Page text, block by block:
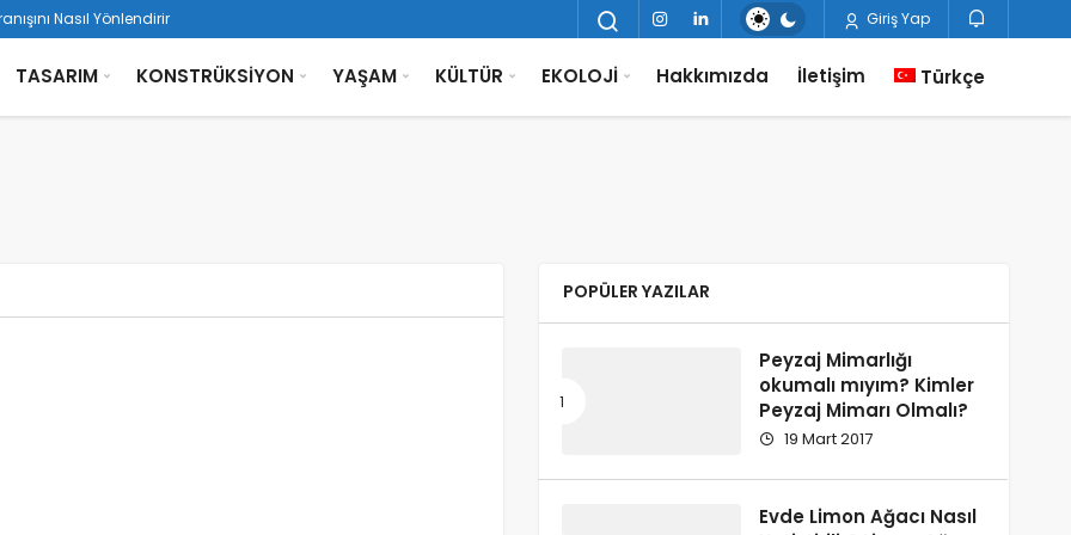
Nasıl Yönlendirir
a Geçiş
Giriş Yap
TASARIM KONSTRÜKSİYON YAŞAM KÜLTÜR EKOLOJİ Hakkımızda İletişim Türkçe
POPÜLER YAZILAR
Peyzaj Mimarlığı
okumalı mıyım? Kimler
Peyzaj Mimarı Olmalı?
19 Mart 2017
Evde Limon Ağacı Nasıl